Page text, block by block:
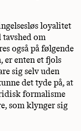
loyalitet
om
også på følgende
er enten et fjols
sig selv uden
det tyde på, at
formalisme
som klynger sig